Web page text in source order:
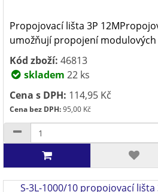
Propojovací lišta 3P
umožňují propojení
Kód zboží: 46813
skladem 22 ks
Cena s DPH: 114,95 Kč
Cena bez DPH:95,00 Kč
S-3L-1000/10 propojovací lišta